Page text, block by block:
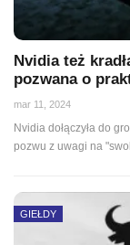
Nvidia też
pozwana o
mar 11, 2024
Nvidia dołączyła do
pozwu z uwagi na
GIEŁDY